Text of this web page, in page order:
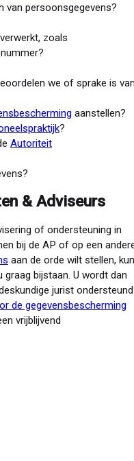
van persoonsgegevens?
zoals
we of sprake is van
aanstellen?
?
Autoriteit
& Adviseurs
of ondersteuning in
bij de AP of op een
aan de orde wilt stellen,
bijstaan. U wordt dan
jurist ondersteund
de gegevensbescherming
vrijblijvend